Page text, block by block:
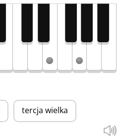
tercja wielka